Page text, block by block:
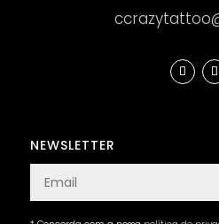
NEWSLETTER